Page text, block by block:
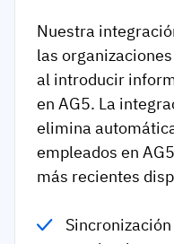
Nuestra
las
al introducir
en AG5. La
elimina
empleados en
más recientes